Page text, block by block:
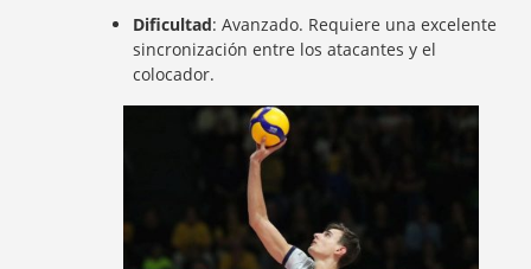
Dificultad: Avanzado. Requiere una excelente
sincronización entre los atacantes y el
colocador.